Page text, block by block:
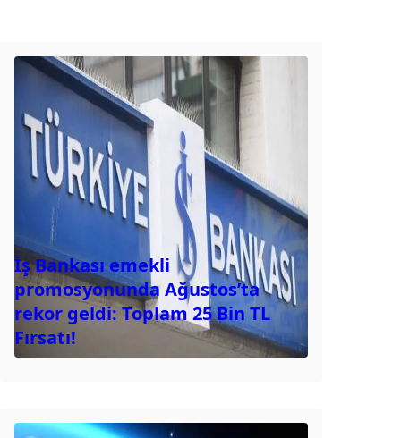
İş Bankası emekli
promosyonunda Ağustos’ta
rekor geldi: Toplam 25 Bin TL
Fırsatı!